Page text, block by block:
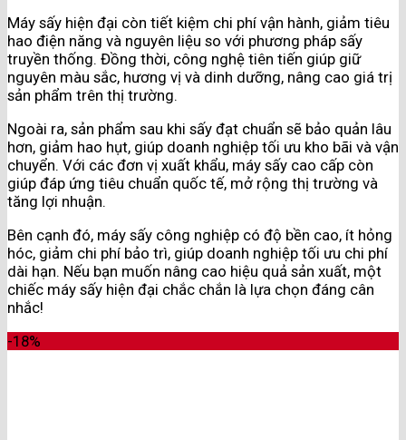
Máy sấy hiện đại còn tiết kiệm chi phí vận hành, giảm tiêu
hao điện năng và nguyên liệu so với phương pháp sấy
truyền thống. Đồng thời, công nghệ tiên tiến giúp giữ
nguyên màu sắc, hương vị và dinh dưỡng, nâng cao giá trị
sản phẩm trên thị trường.
Ngoài ra, sản phẩm sau khi sấy đạt chuẩn sẽ bảo quản lâu
hơn, giảm hao hụt, giúp doanh nghiệp tối ưu kho bãi và vận
chuyển. Với các đơn vị xuất khẩu, máy sấy cao cấp còn
giúp đáp ứng tiêu chuẩn quốc tế, mở rộng thị trường và
tăng lợi nhuận.
Bên cạnh đó, máy sấy công nghiệp có độ bền cao, ít hỏng
hóc, giảm chi phí bảo trì, giúp doanh nghiệp tối ưu chi phí
dài hạn. Nếu bạn muốn nâng cao hiệu quả sản xuất, một
chiếc máy sấy hiện đại chắc chắn là lựa chọn đáng cân
nhắc!
-18%